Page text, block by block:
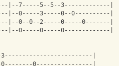
|--7-----5--5--3-------------|
|--0-----3-----0--0----------|
|--0--0--2-----0-----0-------|
|--0-----0-----0-------------|
|
0----------------|